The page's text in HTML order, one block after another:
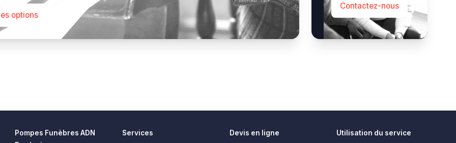
options
Contactez-nous
Pompes Funèbres ADN
Services Devis en ligne Utilisation du service